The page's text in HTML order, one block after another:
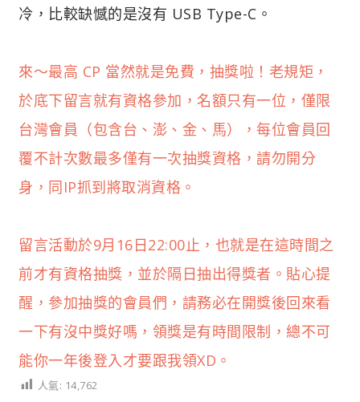
冷，比較缺憾的是沒有 USB Type-C。
來～最高 CP 當然就是免費，抽獎啦！老規矩，
於底下留言就有資格參加，名額只有一位，僅限
台灣會員（包含台、澎、金、馬），每位會員回
覆不計次數最多僅有一次抽獎資格，請勿開分
身，同IP抓到將取消資格。
留言活動於9月16日22:00止，也就是在這時間之
前才有資格抽獎，並於隔日抽出得獎者。貼心提
醒，參加抽獎的會員們，請務必在開獎後回來看
一下有沒中獎好嗎，領獎是有時間限制，總不可
能你一年後登入才要跟我領XD。
人氣: 14,762